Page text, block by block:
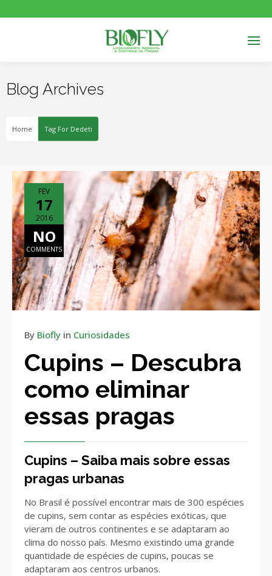
Blog Archives
Home Tag For Dedeti
FEV
17
2016
NO
COMMENTS
By Biofly in Curiosidades
Cupins – Descubra
como eliminar
essas pragas
Cupins – Saiba mais sobre essas
pragas urbanas
No Brasil é possível encontrar mais de 300 espécies
de cupins, sem contar as espécies exóticas, que
vieram de outros continentes e se adaptaram ao
clima do nosso país. Mesmo existindo uma grande
quantidade de espécies de cupins, poucas se
adaptaram aos centros urbanos.